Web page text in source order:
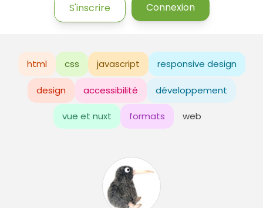
S'inscrire Connexion
html css javascript responsive design
design accessibilité développement
vue et nuxt formats web